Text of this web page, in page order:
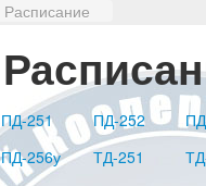
Расписание
ПД-251 ПД-252
ПД-256у ТД-251